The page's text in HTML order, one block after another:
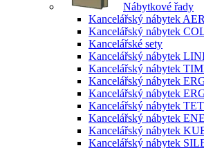
Nábytkové řady
Kancelářský nábytek
Kancelářský nábytek
Kancelářské sety
Kancelářský nábytek
Kancelářský nábytek
Kancelářský nábytek
Kancelářský nábytek
Kancelářský nábytek
Kancelářský nábytek
Kancelářský nábytek
Kancelářský nábytek